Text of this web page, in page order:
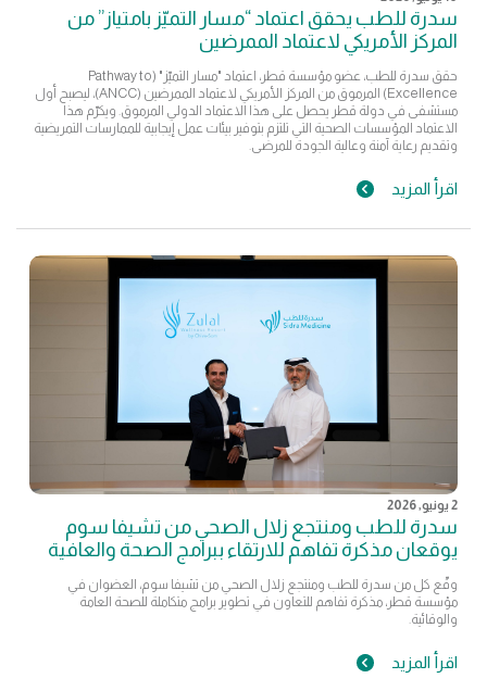
سدرة للطب يحقق اعتماد “مسار التميّز بامتياز” من
المركز الأمريكي لاعتماد الممرضين
حقق سدرة للطب، عضو مؤسسة قطر، اعتماد "مسار التميّز" (Pathway to
Excellence) المرموق من المركز الأمريكي لاعتماد الممرضين (ANCC)، ليصبح أول
مستشفى في دولة قطر يحصل على هذا الاعتماد الدولي المرموق. ويكرّم هذا
الاعتماد المؤسسات الصحية التي تلتزم بتوفير بيئات عمل إيجابية للممارسات التمريضية
وتقديم رعاية آمنة وعالية الجودة للمرضى.
اقرأ المزيد
2 يونيو, 2026
سدرة للطب ومنتجع زلال الصحي من تشيفا سوم
يوقعان مذكرة تفاهم للارتقاء ببرامج الصحة والعافية
وقّع كل من سدرة للطب ومنتجع زلال الصحي من تشيفا سوم، العضوان في
مؤسسة قطر، مذكرة تفاهم للتعاون في تطوير برامج متكاملة للصحة العامة
والوقائية.
اقرأ المزيد